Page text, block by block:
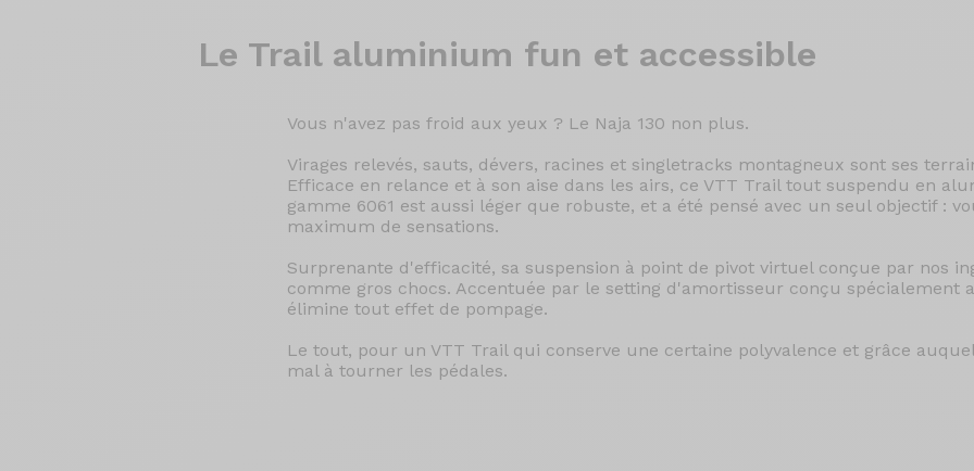
Le Trailaluminium fun et accessible
Vous n'avez pas froid aux yeux ? Le Naja 130 non plus.
Virages relevés, sauts, dévers, racines et singletracks montagneux sont ses
Efficace en relance et à son aise dans les airs, ce VTT Trail tout suspendu en
gamme 6061 est aussi léger que robuste, et a été pensé avec un seul objectif :
maximum de sensations.
Surprenante d'efficacité, sa suspension à point de pivot virtuel conçue par nos
comme gros chocs. Accentuée par le setting d'amortisseur conçu spécialement
élimine tout effet de pompage.
Le tout, pour un VTT Trail qui conserve une certaine polyvalence et grâce
mal à tourner les pédales.